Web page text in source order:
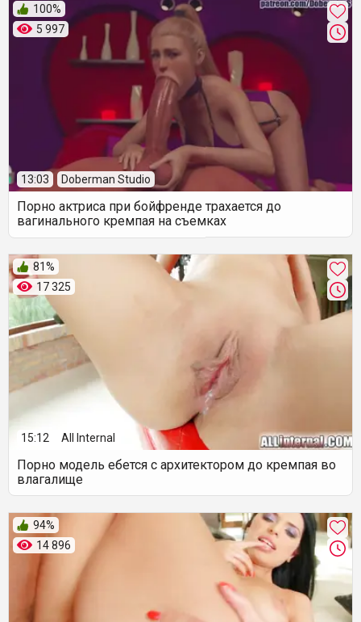
5 997
100%
13:03 Doberman Studio
Порно актриса при бойфренде трахается до
вагинального кремпая на съемках
17 325
81%
15:12 All Internal
Порно модель ебется с архитектором до кремпая во
влагалище
14 896
94%